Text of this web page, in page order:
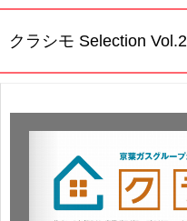
クラシモ Selection Vol.2